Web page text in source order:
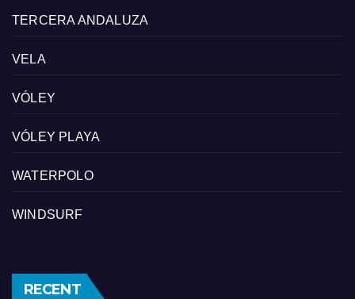
TERCERA ANDALUZA
VELA
VÓLEY
VÓLEY PLAYA
WATERPOLO
WINDSURF
RECENT